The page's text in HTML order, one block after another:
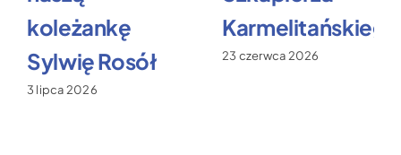
koleżankę
Sylwię Rosół
3 lipca 2026
Karmelitańskiego
23 czerwca 2026